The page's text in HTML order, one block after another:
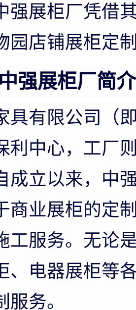
强展柜厂凭借
园店铺展柜定
强展柜厂简介
具有限公司（
利中心，工厂
成立以来，中
商业展柜的定
工服务。无论
、电器展柜等
务。